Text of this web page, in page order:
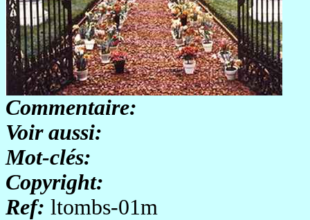
Commentaire:
Voir aussi:
Mot-clés:
Copyright:
Ref: ltombs-01m